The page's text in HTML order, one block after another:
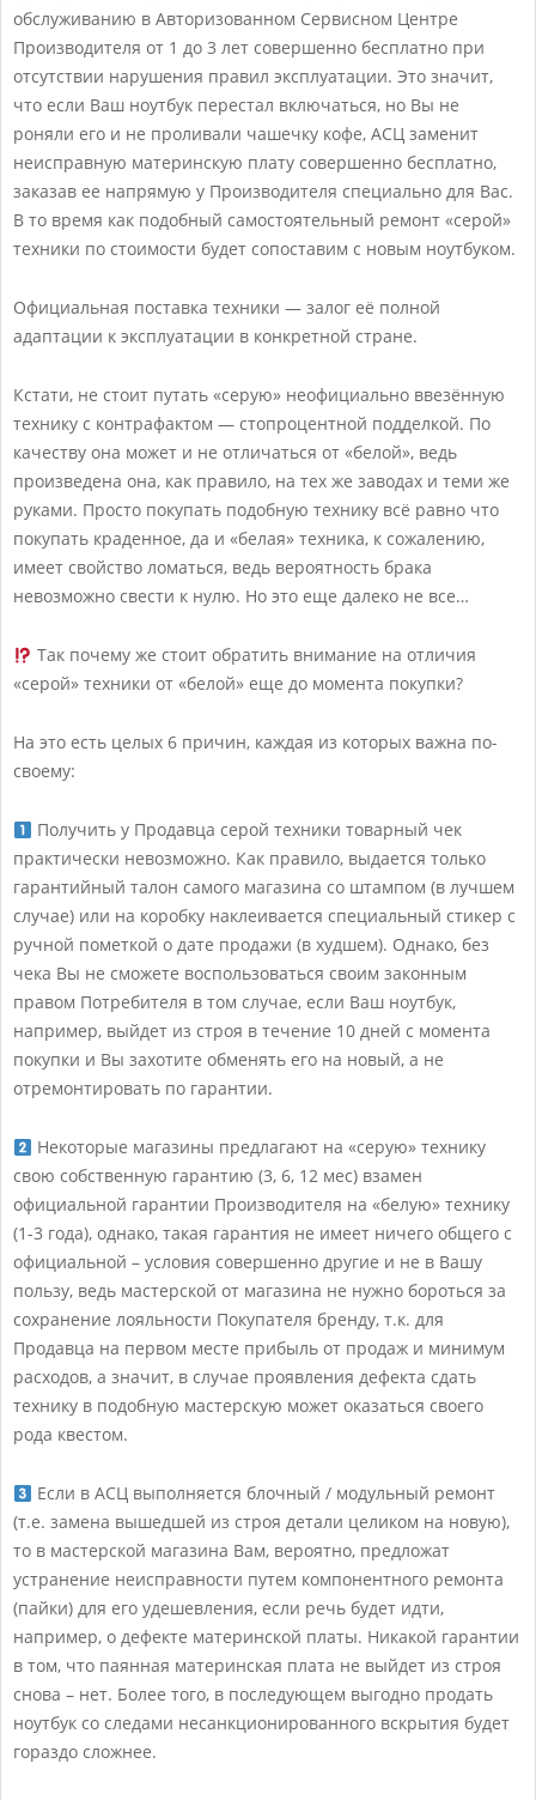
и
к
а
–
в
ч
е
р
з
н
и
ц
а
?
обслуживанию в Авторизованном Сервисном Центре
Производителя от 1 до 3 лет совершенно бесплатно при
отсутствии нарушения правил эксплуатации. Это значит,
что если Ваш ноутбук перестал включаться, но Вы не
роняли его и не проливали чашечку кофе, АСЦ заменит
неисправную материнскую плату совершенно бесплатно,
заказав ее напрямую у Производителя специально для Вас.
В то время как подобный самостоятельный ремонт «серой»
техники по стоимости будет сопоставим с новым ноутбуком.
Официальная поставка техники — залог её полной
адаптации к эксплуатации в конкретной стране.
Кстати, не стоит путать «серую» неофициально ввезённую
технику с контрафактом — стопроцентной подделкой. По
качеству она может и не отличаться от «белой», ведь
произведена она, как правило, на тех же заводах и теми же
руками. Просто покупать подобную технику всё равно что
покупать краденное, да и «белая» техника, к сожалению,
имеет свойство ломаться, ведь вероятность брака
невозможно свести к нулю. Но это еще далеко не все…
Так почему же стоит обратить внимание на отличия
«серой» техники от «белой» еще до момента покупки?
На это есть целых 6 причин, каждая из которых важна по-
своему:
Получить у Продавца серой техники товарный чек
практически невозможно. Как правило, выдается только
гарантийный талон самого магазина со штампом (в лучшем
случае) или на коробку наклеивается специальный стикер с
ручной пометкой о дате продажи (в худшем). Однако, без
чека Вы не сможете воспользоваться своим законным
правом Потребителя в том случае, если Ваш ноутбук,
например, выйдет из строя в течение 10 дней с момента
покупки и Вы захотите обменять его на новый, а не
отремонтировать по гарантии.
Некоторые магазины предлагают на «серую» технику
свою собственную гарантию (3, 6, 12 мес) взамен
официальной гарантии Производителя на «белую» технику
(1-3 года), однако, такая гарантия не имеет ничего общего с
официальной – условия совершенно другие и не в Вашу
пользу, ведь мастерской от магазина не нужно бороться за
сохранение лояльности Покупателя бренду, т.к. для
Продавца на первом месте прибыль от продаж и минимум
расходов, а значит, в случае проявления дефекта сдать
технику в подобную мастерскую может оказаться своего
рода квестом.
Если в АСЦ выполняется блочный / модульный ремонт
(т.е. замена вышедшей из строя детали целиком на новую),
то в мастерской магазина Вам, вероятно, предложат
устранение неисправности путем компонентного ремонта
(пайки) для его удешевления, если речь будет идти,
например, о дефекте материнской платы. Никакой гарантии
в том, что паянная материнская плата не выйдет из строя
снова – нет. Более того, в последующем выгодно продать
ноутбук со следами несанкционированного вскрытия будет
гораздо сложнее.